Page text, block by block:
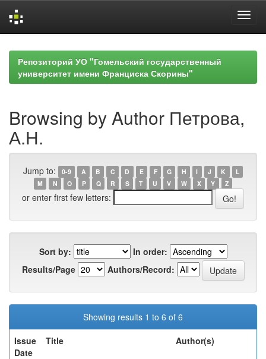
navigationРепозиторий УО "Гомельский государственный
университет имени Франциска Скорины"
Browsing by Author Петрова,
А.Н.
Jump to: 0-9 A B C D E F G H I J K
L
M
N O P Q R S T U V W X Y Z
or enter first few letters:
Sort by:
In order:
Results/Page
Authors/Record:
Showing results 1 to 6 of 6
Issue
Date
Title Author(s)